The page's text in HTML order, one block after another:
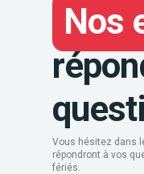
Nos
Vous hésitez dans
répondront à vos
fériés.